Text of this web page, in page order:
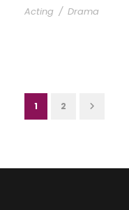
Acting / Drama
1 2